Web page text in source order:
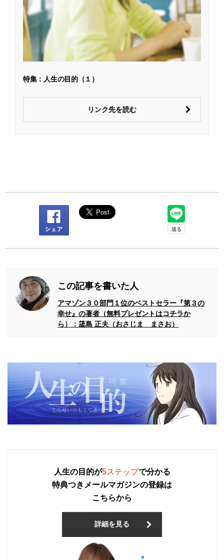
特集：人生の目的（１）
リンク先を読む
この記事を書いた人
アマゾン３０部門１位のベストセラー『第３の
幸せ』の著者（無料プレゼントはコチラか
ら）：筬島 正夫（おさじま まさお）
人生の目的が5ステップで分かる
特典つきメールマガジンの登録は
こちらから
詳細を見る